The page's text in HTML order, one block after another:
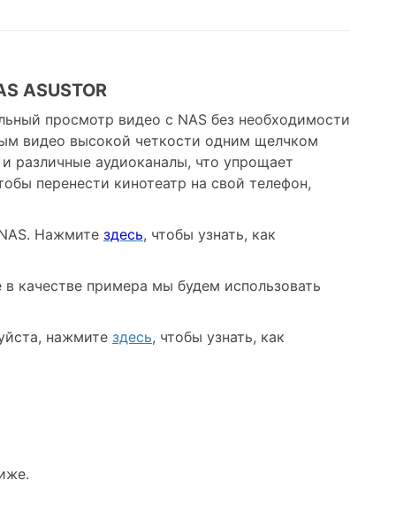
ASUSTOR
просмотр видео с NAS без необходимости
видео высокой четкости одним щелчком
различные аудиоканалы, что упрощает
перенести кинотеатр на свой телефон,
Нажмите здесь, чтобы узнать, как
качестве примера мы будем использовать
нажмите здесь, чтобы узнать, как